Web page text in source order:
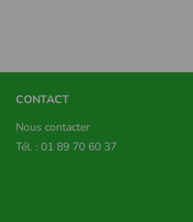
CONTACT
Nous contacter
Tél. : 01 89 70 60 37